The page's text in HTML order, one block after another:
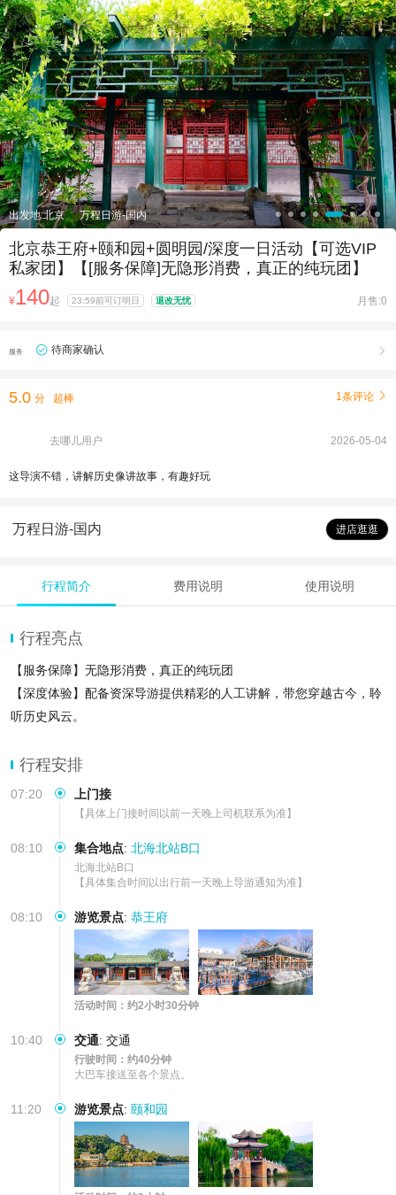
出发地:北京 万程日游-国内
北京恭王府+颐和园+圆明园/深度一日活动【可选VIP
私家团】【[服务保障]无隐形消费，真正的纯玩团】
¥140起 23:59前可订明日 退改无忧 月售:0
服务 待商家确认 
5.0 分 超棒 1条评论 
去哪儿用户 2026-05-04
这导演不错，讲解历史像讲故事，有趣好玩
万程日游-国内 进店逛逛
行程简介 费用说明 使用说明
行程亮点
【服务保障】无隐形消费，真正的纯玩团
【深度体验】配备资深导游提供精彩的人工讲解，带您穿越古今，聆
听历史风云。
行程安排
07:20 上门接
【具体上门接时间以前一天晚上司机联系为准】
08:10 集合地点: 北海北站B口
北海北站B口
【具体集合时间以出行前一天晚上导游通知为准】
08:10 游览景点: 恭王府
活动时间：约2小时30分钟
10:40 交通: 交通
行驶时间：约40分钟
大巴车接送至各个景点。
11:20 游览景点: 颐和园
